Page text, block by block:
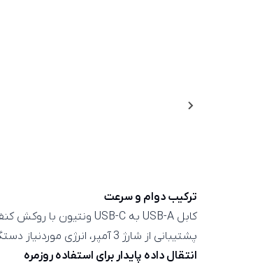
ترکیب دوام و سرعت
کابل USB-A به USB-C ونتیون با روکش کنفی (Cotton Braided) و کانکتورهای آلومینیومی، مقاومت بالایی در برابر کشیدگی و گره‌خوردگی دارد.
پشتیبانی از شارژ 3 آمپر، انرژی موردنیاز دستگاه‌های Type-C را با سرعت و پایداری بالا تأمین می‌کند.
انتقال داده پایدار برای استفاده روزمره